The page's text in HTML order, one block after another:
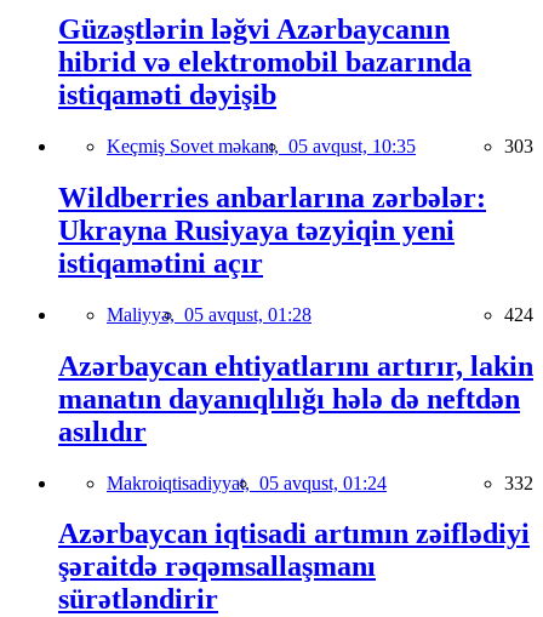
Güzəştlərin ləğvi Azərbaycanın
hibrid və elektromobil bazarında
istiqaməti dəyişib
Keçmiş Sovet məkanı, 05 avqust, 10:35 303
Wildberries anbarlarına zərbələr:
Ukrayna Rusiyaya təzyiqin yeni
istiqamətini açır
Maliyyə, 05 avqust, 01:28 424
Azərbaycan ehtiyatlarını artırır, lakin
manatın dayanıqlılığı hələ də neftdən
asılıdır
Makroiqtisadiyyat, 05 avqust, 01:24 332
Azərbaycan iqtisadi artımın zəiflədiyi
şəraitdə rəqəmsallaşmanı
sürətləndirir